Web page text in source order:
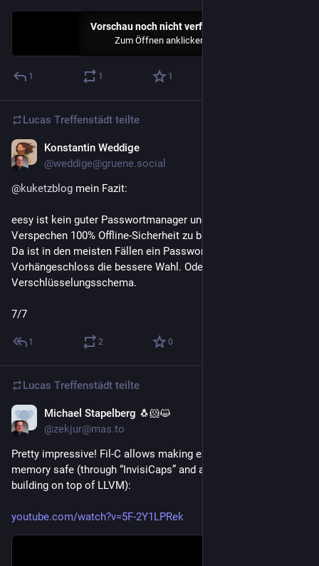
Vorschau noch nicht verfügbar
Zum Öffnen anklicken
1 1 1
Lucas Treffenstädt teilte
Konstantin Weddige
@weddige@gruene.social
@kuketzblog mein Fazit:
eesy ist kein guter Passwortmanager und kann insb. das
Verspechen 100% Offline-Sicherheit zu bieten nicht erfüllen.
Da ist in den meisten Fällen ein Passwortbüchlein mit
Vorhängeschloss die bessere Wahl. Oder jedes andere
Verschlüsselungsschema.
7/7
1 2 0
Lucas Treffenstädt teilte
Michael Stapelberg 🐧🐹😺
@zekjur@mas.to
Pretty impressive! Fil-C allows making existing C programs
memory safe (through “InvisiCaps” and a Garbage Collector,
building on top of LLVM):
youtube.com/watch?v=5F-2Y1LPRek